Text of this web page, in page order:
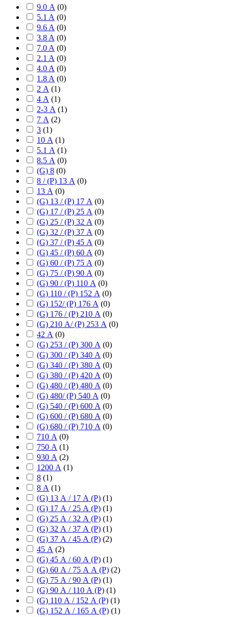
9.0 А (0)
5.1 A (0)
9.6 A (0)
3.8 A (0)
7.0 A (0)
2.1 A (0)
4.0 A (0)
1.8 A (0)
2 А (1)
4 А (1)
2-3 А (1)
7 А (2)
3 (1)
10 А (1)
5.1 А (1)
8.5 А (0)
(G) 8 (0)
8 / (P) 13 А (0)
13 А (0)
(G) 13 / (P) 17 А (0)
(G) 17 / (P) 25 А (0)
(G) 25 / (P) 32 А (0)
(G) 32 / (P) 37 А (0)
(G) 37 / (P) 45 А (0)
(G) 45 / (P) 60 А (0)
(G) 60 / (P) 75 А (0)
(G) 75 / (P) 90 А (0)
(G) 90 / (P) 110 А (0)
(G) 110 / (P) 152 А (0)
(G) 152/ (P) 176 А (0)
(G) 176 / (P) 210 А (0)
(G) 210 А/ (P) 253 А (0)
42 А (0)
(G) 253 / (P) 300 А (0)
(G) 300 / (P) 340 А (0)
(G) 340 / (P) 380 А (0)
(G) 380 / (P) 420 А (0)
(G) 480 / (P) 480 А (0)
(G) 480/ (P) 540 А (0)
(G) 540 / (P) 600 А (0)
(G) 600 / (P) 680 А (0)
(G) 680 / (P) 710 А (0)
710 А (0)
750 А (1)
930 А (2)
1200 А (1)
8 (1)
8 А (1)
(G) 13 А / 17 А (P) (1)
(G) 17 А / 25 А (P) (1)
(G) 25 А / 32 А (P) (1)
(G) 32 А / 37 А (P) (1)
(G) 37 А / 45 А (P) (2)
45 А (2)
(G) 45 А / 60 А (P) (1)
(G) 60 А / 75 А А (P) (2)
(G) 75 А / 90 А (P) (1)
(G) 90 А / 110 А (P) (1)
(G) 110 А / 152 А (P) (1)
(G) 152 А / 165 А (P) (1)